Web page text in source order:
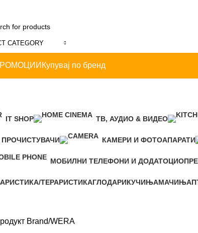
CATEGORY
Купувај по бренд
IT SHOP ТВ, АУДИО & ВИДЕО
КАМЕРИ И ФОТОАПАРАТИ
МОБИЛНИ ТЕЛЕФОНИ И ДОДАТОЦИ
ТЕРАРИСТИКАГЛОДАРИКУЧИЊАМАЧИЊА
Brand WERA